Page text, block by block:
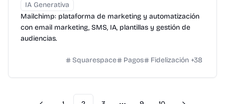
IA Generativa
Mailchimp: plataforma de marketing y automatización
con email marketing, SMS, IA, plantillas y gestión de
audiencias.
Squarespace Pagos Fidelización +38